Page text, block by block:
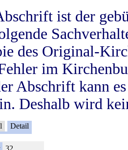
ist der
des Original-
im
Abschrift kann
Deshalb wird
Detail
32